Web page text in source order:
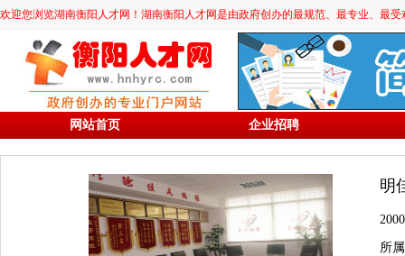
欢迎您浏览湖南衡阳人才网！湖南衡阳人才网是由政府创办的最规范、最专业、最
网站首页 企业招聘
明
所